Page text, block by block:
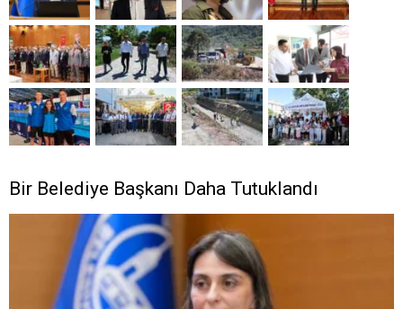
Bir Belediye Başkanı Daha Tutuklandı